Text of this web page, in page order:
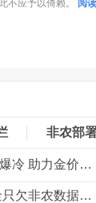
不应予以倚赖。
阅
非农部
领峰金评：非农数据意外爆冷 助力金价大涨创新高
领峰金评：万事俱备 黄金只欠非农数据“东风”